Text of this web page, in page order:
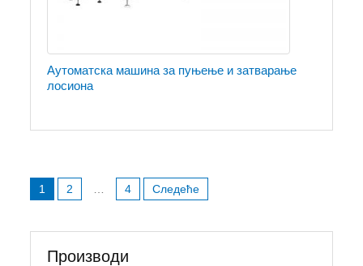
Аутоматска машина за пуњење и затварање
лосиона
чланака
1 2 4 Следеће
Производи